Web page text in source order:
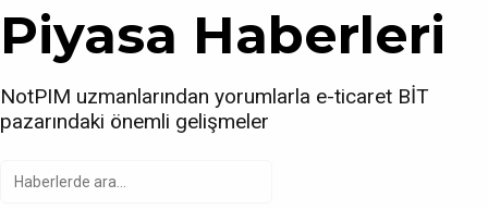
Piyasa Haberleri
NotPIM uzmanlarından yorumlarla e-ticaret BİT
pazarındaki önemli gelişmeler